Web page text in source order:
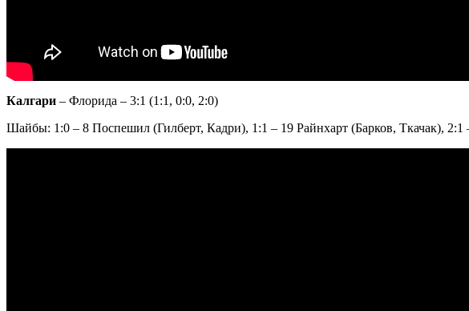
Калгари – Флорида – 3:1 (1:1, 0:0, 2:0)
Шайбы: 1:0 – 8 Поспешил (Гилберт, Кадри), 1:1 – 19 Райнхарт (Барков, Ткачак),